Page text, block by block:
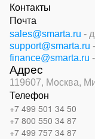
Контакты
Почта
sales@smarta.ru -
support@smarta.ru
finance@smarta.ru
Адрес
119607, Москва,
Телефон
+7 499 501 34 50
+7 800 550 34 87
+7 499 757 34 87